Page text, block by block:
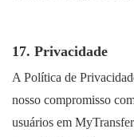
17. Privacidade
A Política de
nosso compromisso
usuários em